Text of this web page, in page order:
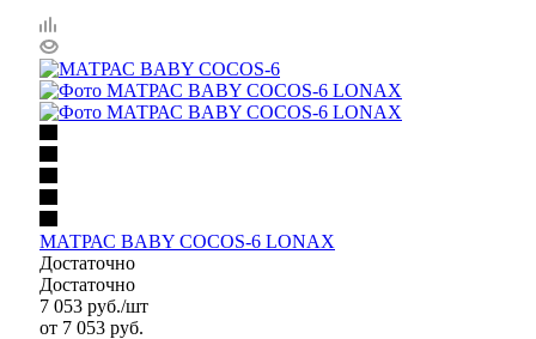
МАТРАС BABY COCOS-6 LONAX
Достаточно
Достаточно
7 053 руб./шт
от 7 053 руб.